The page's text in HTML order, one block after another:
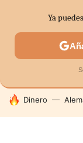
SECTORES
HOY SE HABLA
Dinero
Ya